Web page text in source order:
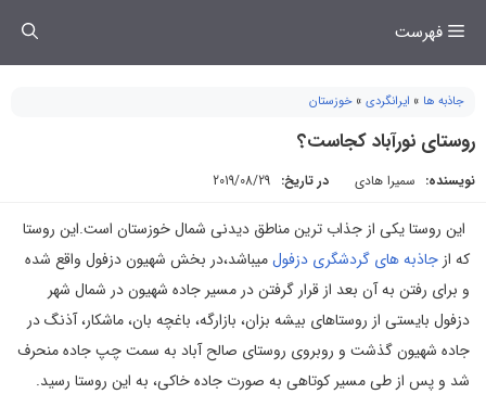
فهرست
جاذبه ها » ایرانگردی » خوزستان
روستای نورآباد کجاست؟
نویسنده: سمیرا هادی در تاریخ: 2019/08/29
این روستا یکی از جذاب ترین مناطق دیدنی شمال خوزستان است.این روستا
که از جاذبه های گردشگری دزفولمیباشد،در بخش شهیون دزفول واقع شده
و برای رفتن به آن بعد از قرار گرفتن در مسیر جاده شهیون در شمال شهر
دزفول بایستی از روستاهای بیشه بزان، بازارگه، باغچه بان، ماشکار، آذنگ در
جاده شهیون گذشت و روبروی روستای صالح آباد به سمت چپ جاده منحرف
شد و پس از طی مسیر کوتاهی به صورت جاده خاکی، به این روستا رسید.